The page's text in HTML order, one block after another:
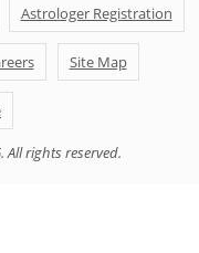
Astrologer Registration
Site Map
All rights reserved.